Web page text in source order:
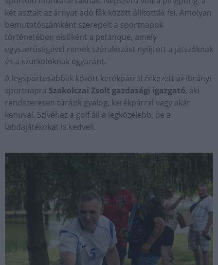
két asztalt az árnyat adó fák között állították fel. Amolyan
bemutatószámként szerepelt a sportnapok
történetében elsőként a petanque, amely
egyszerűségével remek szórakozást nyújtott a játszóknak
és a szurkolóknak egyaránt.
A legsportosabbak között kerékpárral érkezett az ibrányi
sportnapra Szakolczai Zsolt gazdasági igazgató, aki
rendszeresen túrázik gyalog, kerékpárral vagy akár
kenuval. Szívéhez a golf áll a legközelebb, de a
labdajátékokat is kedveli.